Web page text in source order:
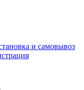
и самовывоз